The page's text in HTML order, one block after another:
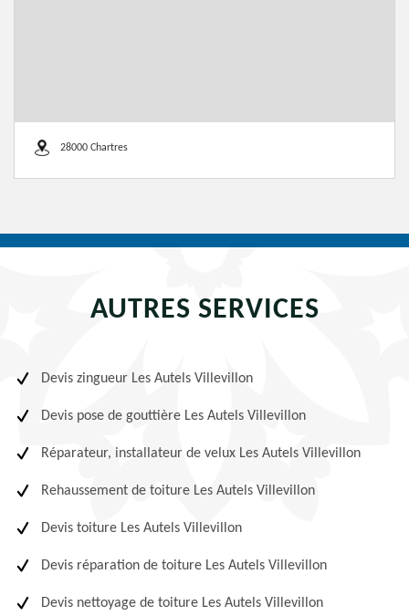
28000 Chartres
AUTRES SERVICES
Devis zingueur Les Autels Villevillon
Devis pose de gouttière Les Autels Villevillon
Réparateur, installateur de velux Les Autels Villevillon
Rehaussement de toiture Les Autels Villevillon
Devis toiture Les Autels Villevillon
Devis réparation de toiture Les Autels Villevillon
Devis nettoyage de toiture Les Autels Villevillon